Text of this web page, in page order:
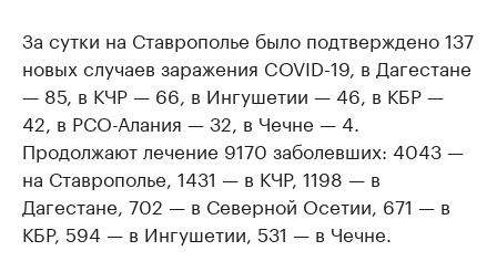
За сутки на Ставрополье было подтверждено 137
новых случаев заражения COVID-19, в Дагестане
— 85, в КЧР — 66, в Ингушетии — 46, в КБР —
42, в РСО-Алания — 32, в Чечне — 4.
Продолжают лечение 9170 заболевших: 4043 —
на Ставрополье, 1431 — в КЧР, 1198 — в
Дагестане, 702 — в Северной Осетии, 671 — в
КБР, 594 — в Ингушетии, 531 — в Чечне.